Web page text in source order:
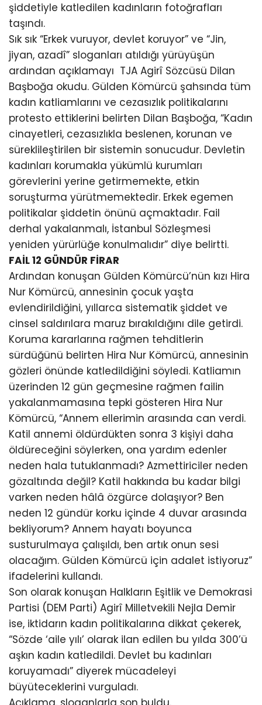
şiddetiyle katledilen kadınların fotoğrafları
taşındı.
Sık sık “Erkek vuruyor, devlet koruyor” ve “Jin,
jiyan, azadî” sloganları atıldığı yürüyüşün
ardından açıklamayı TJA Agirî Sözcüsü Dilan
Başboğa okudu. Gülden Kömürcü şahsında tüm
kadın katliamlarını ve cezasızlık politikalarını
protesto ettiklerini belirten Dilan Başboğa, “Kadın
cinayetleri, cezasızlıkla beslenen, korunan ve
süreklileştirilen bir sistemin sonucudur. Devletin
kadınları korumakla yükümlü kurumları
görevlerini yerine getirmemekte, etkin
soruşturma yürütmemektedir. Erkek egemen
politikalar şiddetin önünü açmaktadır. Fail
derhal yakalanmalı, İstanbul Sözleşmesi
yeniden yürürlüğe konulmalıdır” diye belirtti.
FAİL 12 GÜNDÜR FİRAR
Ardından konuşan Gülden Kömürcü’nün kızı Hira
Nur Kömürcü, annesinin çocuk yaşta
evlendirildiğini, yıllarca sistematik şiddet ve
cinsel saldırılara maruz bırakıldığını dile getirdi.
Koruma kararlarına rağmen tehditlerin
sürdüğünü belirten Hira Nur Kömürcü, annesinin
gözleri önünde katledildiğini söyledi. Katliamın
üzerinden 12 gün geçmesine rağmen failin
yakalanmamasına tepki gösteren Hira Nur
Kömürcü, “Annem ellerimin arasında can verdi.
Katil annemi öldürdükten sonra 3 kişiyi daha
öldüreceğini söylerken, ona yardım edenler
neden hala tutuklanmadı? Azmettiriciler neden
gözaltında değil? Katil hakkında bu kadar bilgi
varken neden hâlâ özgürce dolaşıyor? Ben
neden 12 gündür korku içinde 4 duvar arasında
bekliyorum? Annem hayatı boyunca
susturulmaya çalışıldı, ben artık onun sesi
olacağım. Gülden Kömürcü için adalet istiyoruz”
ifadelerini kullandı.
Son olarak konuşan Halkların Eşitlik ve Demokrasi
Partisi (DEM Parti) Agirî Milletvekili Nejla Demir
ise, iktidarın kadın politikalarına dikkat çekerek,
“Sözde ‘aile yılı’ olarak ilan edilen bu yılda 300’ü
aşkın kadın katledildi. Devlet bu kadınları
koruyamadı” diyerek mücadeleyi
büyüteceklerini vurguladı.